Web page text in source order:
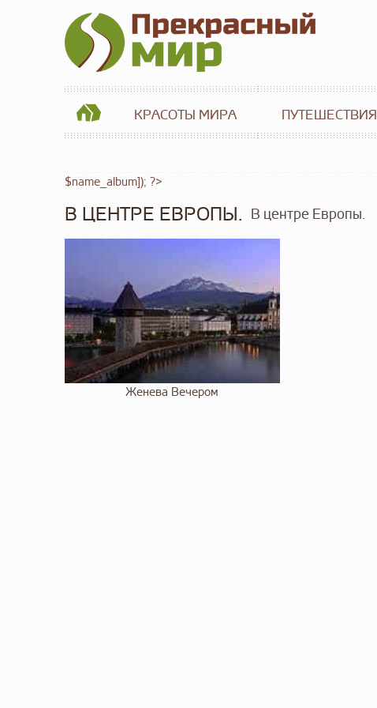
КРАСОТЫ МИРА ПУТЕШЕСТВИЯ
$name_album]); ?>
В ЦЕНТРЕ ЕВРОПЫ. В центре Европы.
Женева Вечером